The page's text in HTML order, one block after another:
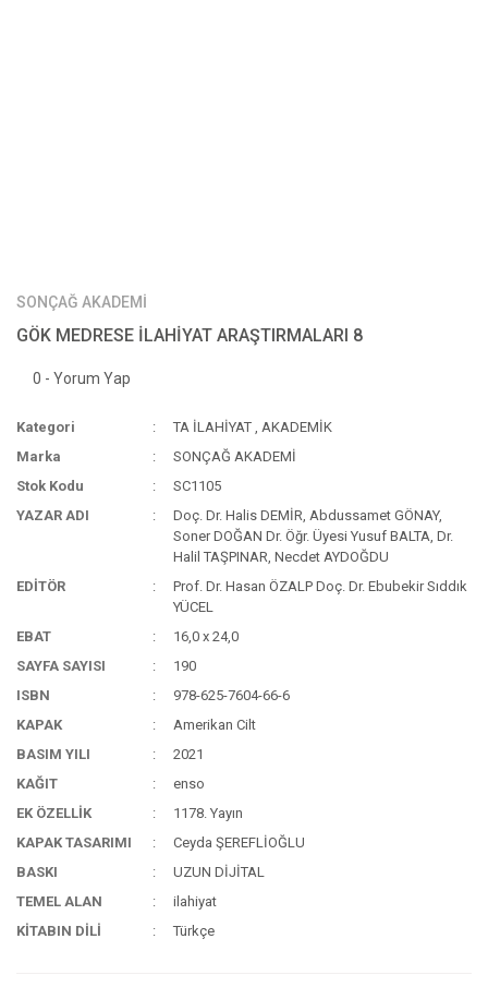
SONÇAĞ AKADEMİ
GÖK MEDRESE İLAHİYAT ARAŞTIRMALARI 8
0 - Yorum Yap
Kategori TA İLAHİYAT ,AKADEMİK
Marka
SONÇAĞ AKADEMİ
Stok Kodu
SC1105
YAZAR ADI
Doç. Dr. Halis DEMİR, Abdussamet GÖNAY,
Soner DOĞAN Dr. Öğr. Üyesi Yusuf BALTA, Dr.
Halil TAŞPINAR, Necdet AYDOĞDU
EDİTÖR
Prof. Dr. Hasan ÖZALP Doç. Dr. Ebubekir Sıddık
YÜCEL
EBAT
16,0 x 24,0
SAYFA SAYISI
190
ISBN
978-625-7604-66-6
KAPAK
Amerikan Cilt
BASIM YILI
2021
KAĞIT
enso
EK ÖZELLİK
1178. Yayın
KAPAK TASARIMI
Ceyda ŞEREFLİOĞLU
BASKI
UZUN DİJİTAL
TEMEL ALAN
ilahiyat
KİTABIN DİLİ
Türkçe